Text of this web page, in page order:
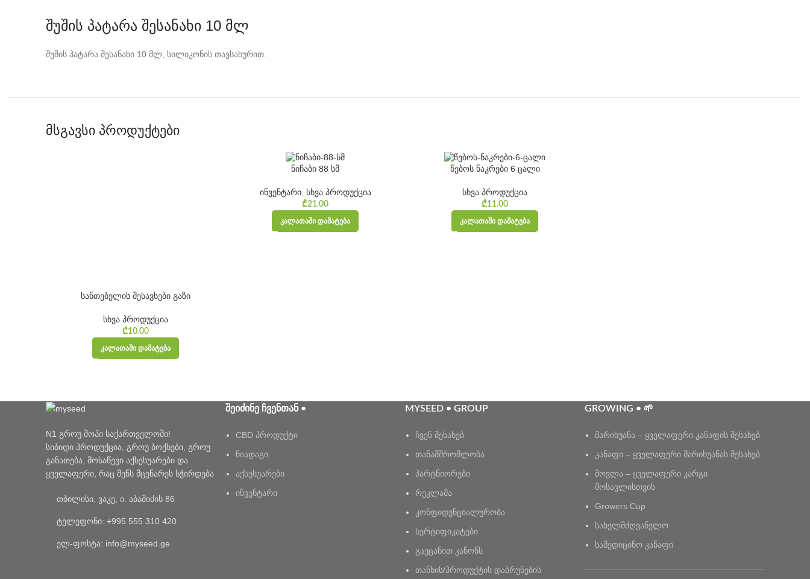
შუშის პატარა შესანახი 10 მლ
შუშის პატარა შესანახი 10 მლ, სილიკონის თავსახურით.
მსგავსი პროდუქტები
სანთებელის შესავსები გაზი
სხვა პროდუქცია
₾10.00
ᲙᲐᲚᲐᲗᲐᲨᲘ ᲓᲐᲛᲐᲢᲔᲑᲐ
ნიჩაბი 88 სმ
ინვენტარი, სხვა პროდუქცია
₾21.00
ᲙᲐᲚᲐᲗᲐᲨᲘ ᲓᲐᲛᲐᲢᲔᲑᲐ
წებოს ნაკრები 6 ცალი
სხვა პროდუქცია
₾11.00
ᲙᲐᲚᲐᲗᲐᲨᲘ ᲓᲐᲛᲐᲢᲔᲑᲐ
N1 გროუ შოპი საქართველოში!
სიბიდი პროდუქცია, გროუ ბოქსები, გროუ
განათება, მოსაწევი აქსესუარები და
ყველაფერი, რაც შენს მცენარეს სჭირდება
თბილისი, ვაკე, ი. აბაშიძის 86
ტელეფონი: +995 555 310 420
ელ-ფოსტა: info@myseed.ge
ᲨᲔᲘᲫᲘᲜᲔ ᲩᲕᲔᲜᲗᲐᲜ •
CBD პროდუქტი
ნიადაგი
აქსესუარები
ინვენტარი
MYSEED • GROUP
ჩვენ შესახებ
თანამშრომლობა
პარტნიორები
რეკლამა
კონფიდენციალურობა
სერტიფიკატები
გაეცანით კანონს
თანხის/პროდუქტის დაბრუნების
GROWING • 🌱
მარიხუანა – ყველაფერი კანაფის შესახებ
კანაფი – ყველაფერი მარიხუანას შესახებ
მოვლა – ყველაფერი კარგი
მოსავლისთვის
Growers Cup
სახელმძღვანელო
სამედიცინო კანაფი